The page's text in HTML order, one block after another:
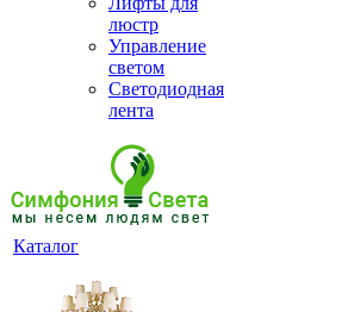
люстр
Управление
светом
Светодиодная
лента
Каталог